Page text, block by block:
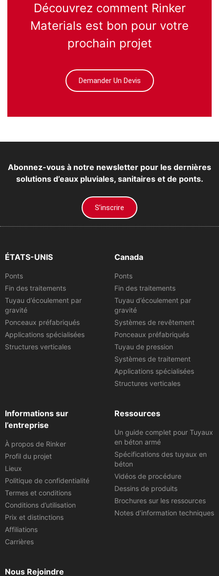
Découvrez comment Rinker
Materials est bon pour votre
prochain projet
Demander Un Devis
Abonnez-vous à notre newsletter pour les dernières
solutions d’eaux pluviales, sanitaires et de ponts.
S’inscrire
ÉTATS-UNIS
Ponts
Fin des traitements
Tuyau d’écoulement par
gravité
Ponceaux préfabriqués
Applications spécialisées
Structures verticales
Canada
Ponts
Fin des traitements
Tuyau d’écoulement par
gravité
Systèmes de revêtement
Ponceaux préfabriqués
Tuyau de pression
Systèmes de traitement
Applications spécialisées
Structures verticales
Informations sur
l’entreprise
À propos de Rinker
Profil du projet
Lieux
Politique de confidentialité
Termes et conditions
Conditions d’utilisation
Prix et distinctions
Affiliations
Carrières
Ressources
Un guide complet pour Tuyaux
en béton armé
Spécifications des tuyaux en
béton
Vidéos de procédure
Dessins de produits
Brochures sur les ressources
Notes d’information techniques
Nous Rejoindre